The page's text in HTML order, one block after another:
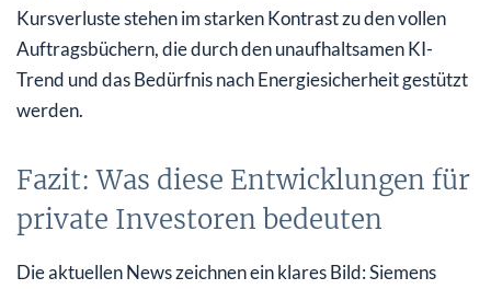
Kursverluste stehen im starken Kontrast zu den vollen
Auftragsbüchern, die durch den unaufhaltsamen KI-
Trend und das Bedürfnis nach Energiesicherheit gestützt
werden.
Fazit: Was diese Entwicklungen für
private Investoren bedeuten
Die aktuellen News zeichnen ein klares Bild: Siemens